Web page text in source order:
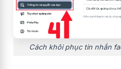
Cách khôi phục tin nhắn